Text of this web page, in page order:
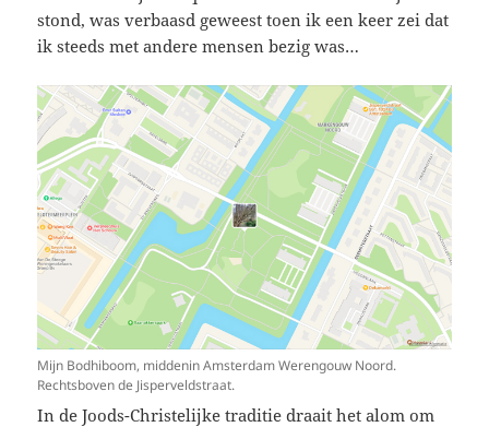
stond, was verbaasd geweest toen ik een keer zei dat
ik steeds met andere mensen bezig was…
Mijn Bodhiboom, middenin Amsterdam Werengouw Noord.
Rechtsboven de Jisperveldstraat.
In de Joods-Christelijke traditie draait het alom om